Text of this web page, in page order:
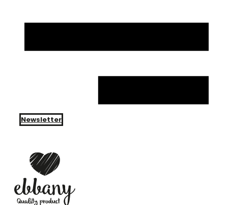
Newsletter